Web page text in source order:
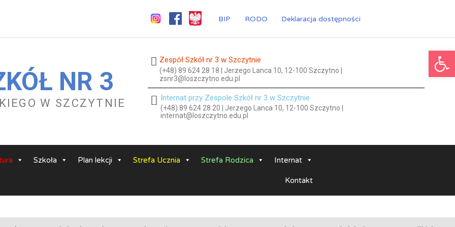
BIP RODO Deklaracja dostępności
NR 3
W SZCZYTNIE
Zespół Szkół nr 3 w Szczytnie
(+48) 89 624 28 18 | Jerzego Lanca 10, 12-100 Szczytno |
zsnr3@loszczytno.edu.pl
Internat przy Zespole Szkół nr 3 w Szczytnie
(+48) 89 624 28 20 | Jerzego Lanca 10, 12-100 Szczytno |
internat@loszczytno.edu.pl
Szkoła Plan lekcji Strefa Ucznia Strefa Rodzica Internat
Kontakt